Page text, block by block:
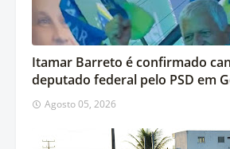
Itamar Barreto é confirmado
deputado federal pelo PSD em
Agosto 05, 2026